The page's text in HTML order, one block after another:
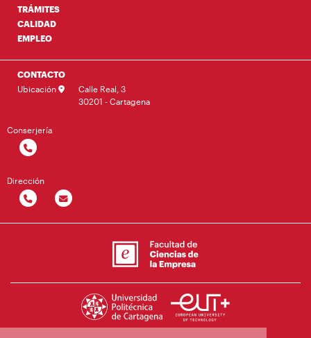
TRÁMITES
CALIDAD
EMPLEO
CONTACTO
Ubicación
Calle Real, 3
30201 - Cartagena
Conserjería
Dirección